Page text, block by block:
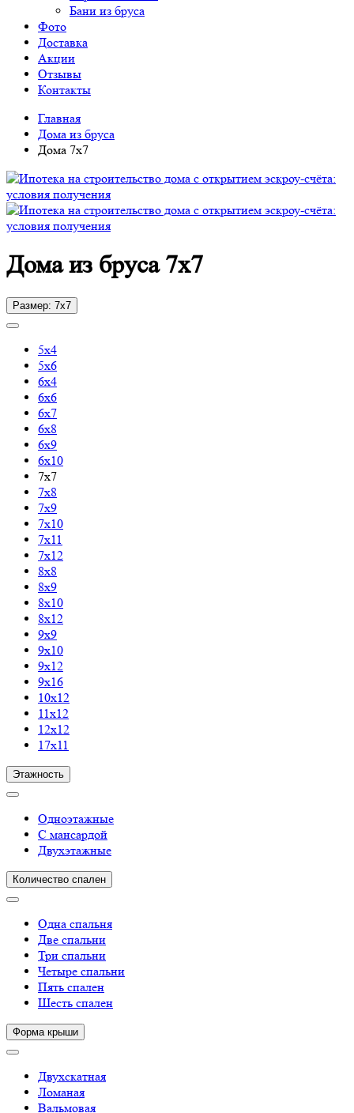
Бани из бруса
Фото
Доставка
Акции
Отзывы
Контакты
Главная
Дома из бруса
Дома 7х7
Дома из бруса 7х7
Размер: 7х7
5х4
5х6
6х4
6х6
6х7
6х8
6х9
6х10
7х7
7х8
7х9
7х10
7х11
7х12
8х8
8х9
8х10
8х12
9х9
9х10
9х12
9х16
10х12
11х12
12х12
17х11
Этажность
Одноэтажные
С мансардой
Двухэтажные
Количество спален
Одна спальня
Две спальни
Три спальни
Четыре спальни
Пять спален
Шесть спален
Форма крыши
Двухскатная
Ломаная
Вальмовая